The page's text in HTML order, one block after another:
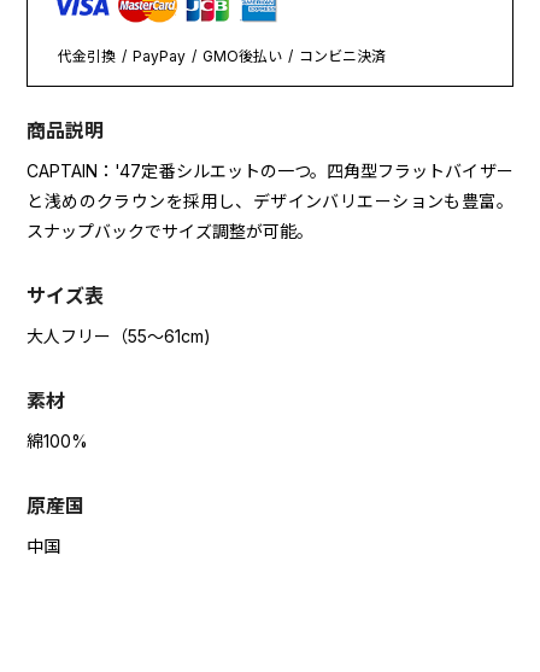
代金引換 PayPay GMO後払い コンビニ決済
商品説明
CAPTAIN：'47定番シルエットの一つ。四角型フラットバイザー
と浅めのクラウンを採用し、デザインバリエーションも豊富。
スナップバックでサイズ調整が可能。
サイズ表
大人フリー（55～61cm)
素材
綿100%
原産国
中国